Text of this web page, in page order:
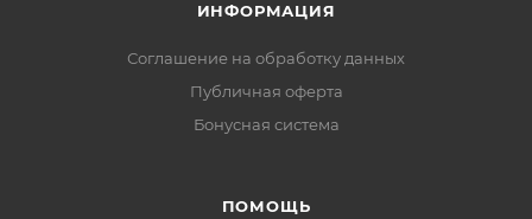
ИНФОРМАЦИЯ
Соглашение на обработку данных
Публичная оферта
Бонусная система
ПОМОЩЬ